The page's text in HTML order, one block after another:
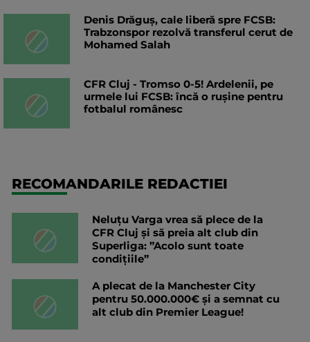
Denis Drăguș, cale liberă spre FCSB:
Trabzonspor rezolvă transferul cerut de
Mohamed Salah
CFR Cluj - Tromso 0-5! Ardelenii, pe
urmele lui FCSB: încă o rușine pentru
fotbalul românesc
RECOMANDARILE REDACTIEI
Neluțu Varga vrea să plece de la
CFR Cluj și să preia alt club din
Superliga: ”Acolo sunt toate
condițiile”
A plecat de la Manchester City
pentru 50.000.000€ și a semnat cu
alt club din Premier League!